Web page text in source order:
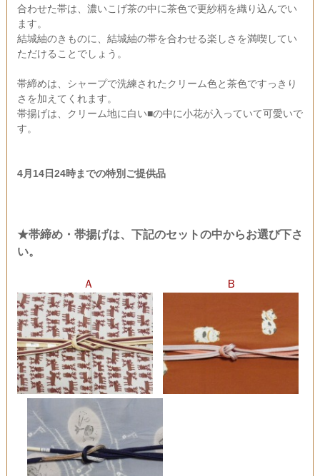
合わせた帯は、濃いこげ茶の中に茶色で更紗柄を織り込んでい
ます。
結城紬のきものに、結城紬の帯を合わせる楽しさを満喫してい
ただけることでしょう。
帯締めは、シャープで洗練されたクリーム色と茶色ですっきり
さを加えてくれます。
帯揚げは、クリーム地に白い■の中に小花が入っていて可愛いで
す。
4月14日24時までの特別ご提供品
★帯締め・帯揚げは、下記のセットの中からお選び下さ
い。
Ａ Ｂ